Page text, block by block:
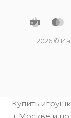
2026 ©
Купить
г.Москве и